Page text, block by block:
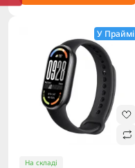
У Праймі
На складі